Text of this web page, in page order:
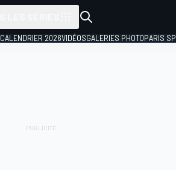
CALENDRIER 2026VIDÉOSGALERIES PHOTOPARIS